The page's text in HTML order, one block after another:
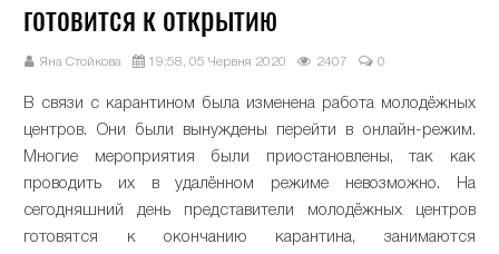
готовится к открытию
Яна Стойкова 19:58, 05 Червня 2020 2407 0
В связи с карантином была изменена работа молодёжных
центров. Они были вынуждены перейти в онлайн-режим.
Многие мероприятия были приостановлены, так как
проводить их в удалённом режиме невозможно. На
сегодняшний день представители молодёжных центров
готовятся к окончанию карантина, занимаются